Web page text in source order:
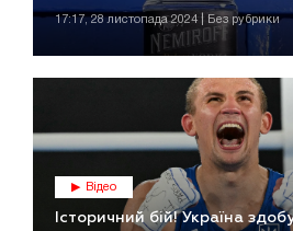
17:17, 28 листопада 2024 | Без рубрики
Відео
Історичний бій! Україна